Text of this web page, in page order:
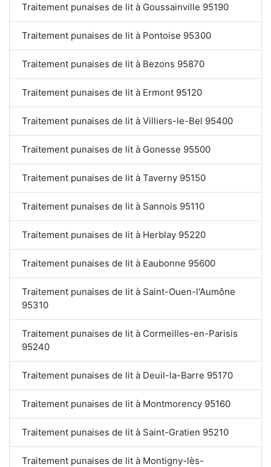
Traitement punaises de lit à Goussainville 95190
Traitement punaises de lit à Pontoise 95300
Traitement punaises de lit à Bezons 95870
Traitement punaises de lit à Ermont 95120
Traitement punaises de lit à Villiers-le-Bel 95400
Traitement punaises de lit à Gonesse 95500
Traitement punaises de lit à Taverny 95150
Traitement punaises de lit à Sannois 95110
Traitement punaises de lit à Herblay 95220
Traitement punaises de lit à Eaubonne 95600
Traitement punaises de lit à Saint-Ouen-l'Aumône
95310
Traitement punaises de lit à Cormeilles-en-Parisis
95240
Traitement punaises de lit à Deuil-la-Barre 95170
Traitement punaises de lit à Montmorency 95160
Traitement punaises de lit à Saint-Gratien 95210
Traitement punaises de lit à Montigny-lès-